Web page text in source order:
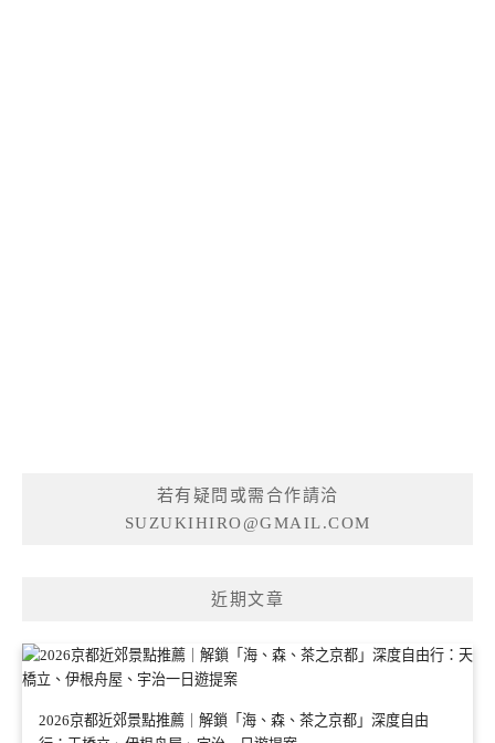
若有疑問或需合作請洽
SUZUKIHIRO@GMAIL.COM
近期文章
2026京都近郊景點推薦｜解鎖「海、森、茶之京都」深度自由